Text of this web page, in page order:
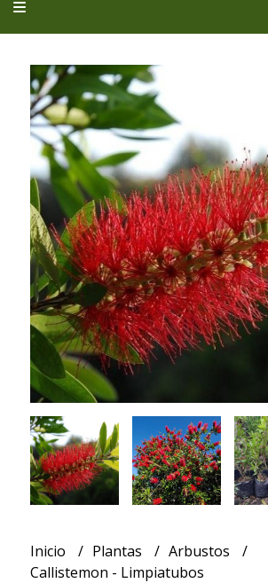
Inicio Plantas
Arbustos
Callistemon - Limpiatubos